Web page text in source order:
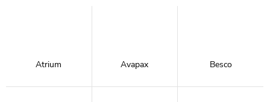
Atrium Avapax Besco